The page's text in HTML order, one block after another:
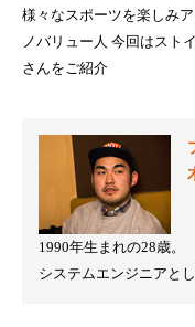
様々なスポーツを楽しみ
ノバリュー人 今回はスト
さんをご紹介
1990年生まれの28歳。
システムエンジニアと